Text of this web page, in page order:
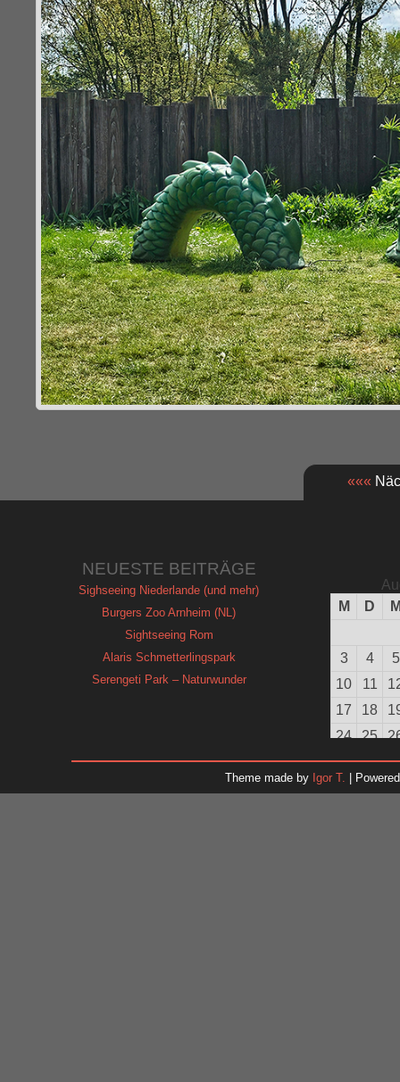
«««
NEUESTE BEITRÄGE
Sighseeing Niederlande (und mehr)
Burgers Zoo Arnheim (NL)
Sightseeing Rom
Alaris Schmetterlingspark
Serengeti Park – Naturwunder
M
D
3 4
5
10
11
17
18
24
25
31
Theme made by Igor T. |